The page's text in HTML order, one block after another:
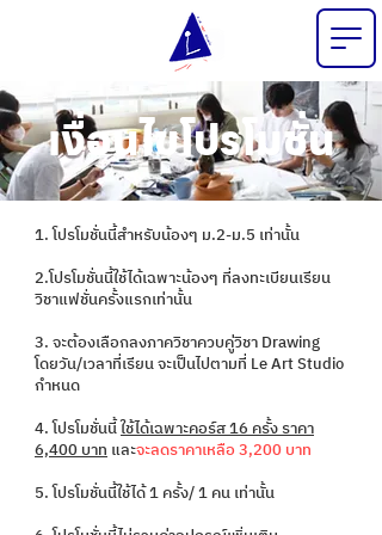
เงื่อนไขโปรโมชั่น
1. โปรโมชั่นนี้สำหรับน้องๆ ม.2-ม.5 เท่านั้น
2.โปรโมชั่นนี้ใช้ได้เฉพาะน้องๆ ที่ลงทะเบียนเรียน
วิชาแฟชั่นครั้งแรกเท่านั้น
3. จะต้องเลือกลงภาควิชาควบคู่วิชา Drawing
โดยวัน/เวลาที่เรียน จะเป็นไปตามที่ Le Art Studio
กำหนด
4. โปรโมชั่นนี้ใช้ได้เฉพาะคอร์ส 16 ครั้ง ราคา
6,400 บาทและจะลดราคาเหลือ 3,200 บาท
5. โปรโมชั่นนี้ใช้ได้ 1 ครั้ง/ 1 คน เท่านั้น